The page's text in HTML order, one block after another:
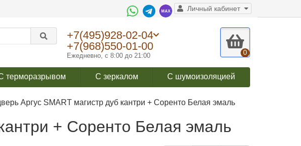
Личный кабинет
+7(495)928-02-04
+7(968)550-01-00
Ежедневно, с 8:00 до 21:00 0
терморазрывом С зеркалом С шумоизоляцией
Аргус SMART магистр дуб кантри + Соренто Белая эмаль
+ Соренто Белая эмаль